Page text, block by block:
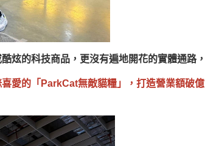
炫的科技商品，更沒有遍地開花的實體通路，
愛的「 ParkCat無敵貓糧」，打造營業額破億